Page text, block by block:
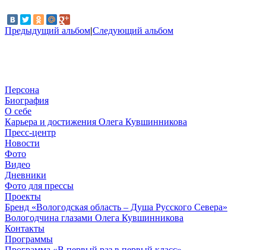
Предыдущий альбом|Следующий альбом
Персона
Биография
О себе
Карьера и достижения Олега Кувшинникова
Пресс-центр
Новости
Фото
Видео
Дневники
Фото для прессы
Проекты
Бренд «Вологодская область – Душа Русского Севера»
Вологодчина глазами Олега Кувшинникова
Контакты
Программы